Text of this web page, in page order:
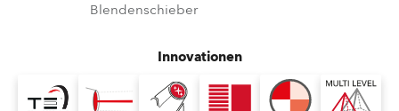
Blendenschieber
Innovationen